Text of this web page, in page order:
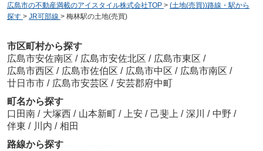
広島市の不動産満載のアイスタイル株式会社TOP > (土地(売買))路線・駅から
探す > JR可部線 > 梅林駅の土地(売買)
市区町村から探す
広島市安佐南区 / 広島市安佐北区 / 広島市東区 /
広島市西区 / 広島市佐伯区 / 広島市中区 / 広島市南区 /
廿日市市 / 広島市安芸区 / 安芸郡府中町
町名から探す
口田南 / 大塚西 / 山本新町 / 上安 / 己斐上 / 深川 / 中野 /
伴東 / 川内 / 相田
路線から探す